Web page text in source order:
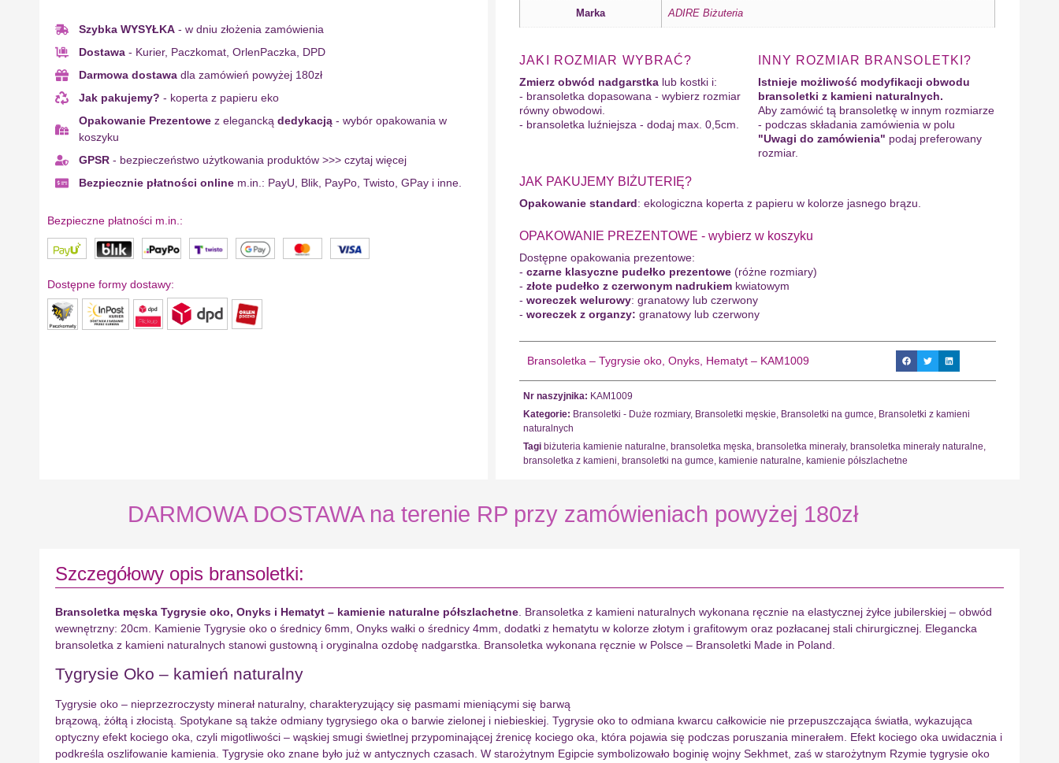
Szybka WYSYŁKA - w dniu złożenia zamówienia
Dostawa - Kurier, Paczkomat, OrlenPaczka, DPD
Darmowa dostawa dla zamówień powyżej 180zł
Jak pakujemy? - koperta z papieru eko
Opakowanie Prezentowe z eleganckądedykacją - wybór opakowania w
koszyku
GPSR - bezpieczeństwo użytkowania produktów >>> czytaj więcej
Bezpiecznie płatności online m.in.: PayU, Blik, PayPo, Twisto, GPay i inne.
Bezpieczne płatności m.in.:
Dostępne formy dostawy:
Marka ADIRE Biżuteria
JAKI ROZMIAR WYBRAĆ?
Zmierz obwód nadgarstka lub kostki i:
- bransoletka dopasowana - wybierz rozmiar
równy obwodowi.
- bransoletka luźniejsza - dodaj max. 0,5cm.
INNY ROZMIAR BRANSOLETKI?
Istnieje możliwość modyfikacji obwodu
bransoletki z kamieni naturalnych.
Aby zamówić tą bransoletkę w innym rozmiarze
- podczas składania zamówienia w polu
"Uwagi do zamówienia" podaj preferowany
rozmiar.
JAK PAKUJEMY BIŻUTERIĘ?
Opakowanie standard: ekologiczna koperta z papieru w kolorze jasnego brązu.
OPAKOWANIE PREZENTOWE - wybierz w koszyku
Dostępne opakowania prezentowe:
-czarne klasyczne pudełko prezentowe (różne rozmiary)
-złote pudełko z czerwonym nadrukiem kwiatowym
-woreczek welurowy: granatowy lub czerwony
-woreczek z organzy: granatowy lub czerwony
Bransoletka – Tygrysie oko, Onyks, Hematyt – KAM1009
Nr naszyjnika: KAM1009
Kategorie: Bransoletki - Duże rozmiary, Bransoletki męskie Bransoletki na gumce Bransoletki z kamieni
naturalnych
Tagi biżuteria kamienie naturalne ,bransoletka męska ,bransoletka minerały,bransoletka minerały naturalne
bransoletka z kamieni ,bransoletki na gumce ,kamienie naturalne ,kamienie półszlachetne
DARMOWA DOSTAWA na terenie RP przy zamówieniach powyżej 180zł
Szczegółowy opis bransoletki:
Bransoletka męska Tygrysie oko, Onyks i Hematyt – kamienie naturalne półszlachetne . Bransoletka z kamieni naturalnych wykonana ręcznie na elastycznej żyłce jubilerskiej – obwód
wewnętrzny: 20cm. Kamienie Tygrysie oko o średnicy 6mm, Onyks wałki o średnicy 4mm, dodatki z hematytu w kolorze złotym i grafitowym oraz pozłacanej stali chirurgicznej. Elegancka
bransoletka z kamieni naturalnych stanowi gustowną i oryginalna ozdobę nadgarstka. Bransoletka wykonana ręcznie w Polsce – Bransoletki Made in Poland.
Tygrysie Oko – kamień naturalny
Tygrysie oko – nieprzezroczysty minerał naturalny, charakteryzujący się pasmami mieniącymi się barwą
brązową, żółtą i złocistą. Spotykane są także odmiany tygrysiego oka o barwie zielonej i niebieskiej. Tygrysie oko to odmiana kwarcu całkowicie nie przepuszczająca światła, wykazująca
optyczny efekt kociego oka, czyli migotliwości – wąskiej smugi świetlnej przypominającej źrenicę kociego oka, która pojawia się podczas poruszania minerałem. Efekt kociego oka uwidacznia i
podkreśla oszlifowanie kamienia. Tygrysie oko znane było już w antycznych czasach. W starożytnym Egipcie symbolizowało boginię wojny Sekhmet, zaś w starożytnym Rzymie tygrysie oko